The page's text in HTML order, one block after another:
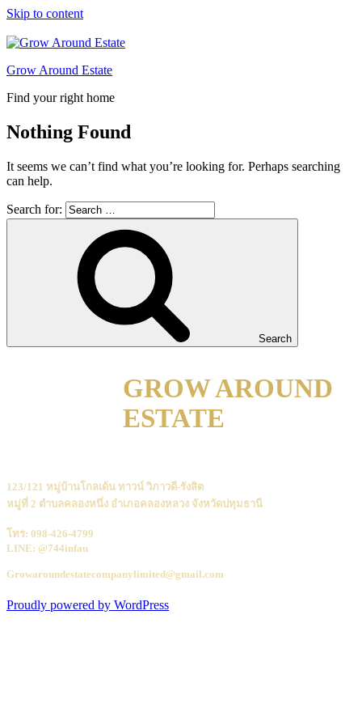
Skip to content
Grow Around Estate
Find your right home
Nothing Found
It seems we can’t find what you’re looking for. Perhaps searching
can help.
Search for:
Search
GROW AROUND
ESTATE
123/121 หมู่บ้านโกลเด้น ทาวน์ วิภาวดี-รังสิต
หมู่ที่ 2 ตำบลคลองหนึ่ง อำเภอคลองหลวง จังหวัดปทุมธานี
โทร: 098-426-4799
LINE: @744infau
Growaroundestatecompanylimited@gmail.com
Proudly powered by WordPress